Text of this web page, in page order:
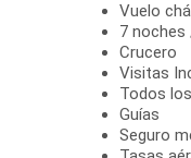
Vuelo
7 noches
Crucero
Visitas
Todos
Guías
Seguro